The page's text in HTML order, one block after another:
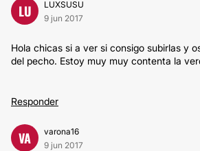
LU
LUXSUSU
9 jun 2017
Hola chicas si a ver si consigo subirlas y
del pecho. Estoy muy muy contenta la
Responder
VA
varona16
9 jun 2017